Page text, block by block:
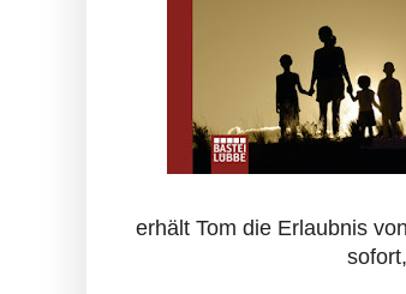
erhält Tom die Erlaubnis